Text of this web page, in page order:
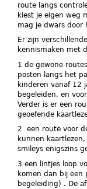
route langs
kiest je eigen weg
mag je dwars door
Er zijn
kennismaken met
1 de gewone
posten langs het
kinderen vanaf 12
begeleiden, en
Verder is er een
geoefende
2 een route voor
kunnen
smileys enigszins
3 een lintjes loop
komen dan bij
begeleiding) . De